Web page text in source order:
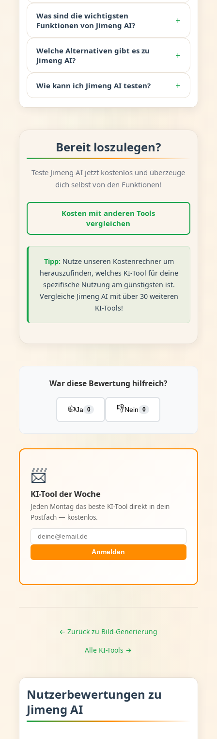
Was sind die wichtigsten
Funktionen von Jimeng AI?
+
Welche Alternativen gibt es zu
Jimeng AI?
+
Wie kann ich Jimeng AI testen? +
Bereit loszulegen?
Teste Jimeng AI jetzt kostenlos und überzeuge
dich selbst von den Funktionen!
Kosten mit anderen Tools
vergleichen
Tipp: Nutze unseren Kostenrechner um
herauszufinden, welches KI-Tool für deine
spezifische Nutzung am günstigsten ist.
Vergleiche Jimeng AI mit über 30 weiteren
KI-Tools!
War diese Bewertung hilfreich?
👍Ja 0 👎Nein 0
📨
KI-Tool der Woche
Jeden Montag das beste KI-Tool direkt in dein
Postfach — kostenlos.
Anmelden
← Zurück zu Bild-Generierung
Alle KI-Tools →
Nutzerbewertungen zu
Jimeng AI